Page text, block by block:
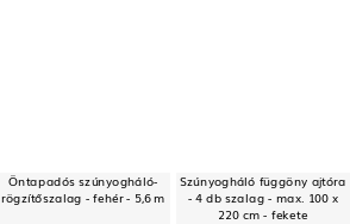
Öntapadós szúnyogháló-
rögzítőszalag - fehér - 5,6 m
Szúnyogháló függöny ajtóra
- 4 db szalag - max. 100 x
220 cm - fekete